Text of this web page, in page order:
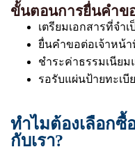
ขั้นตอนการยื่นคำข
เตรียมเอกสารที่จำ
ยื่นคำขอต่อเจ้าหน้
ชำระค่าธรรมเนียม
รอรับแผ่นป้ายทะเบี
ทำไมต้องเลือกซื้
กับเรา?